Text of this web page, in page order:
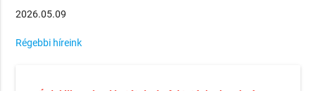
2026.05.09
Régebbi híreink